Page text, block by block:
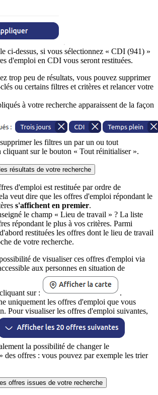
ci-dessus, si vous sélectionnez « CDI (941) »
d'emploi en CDI vous seront restituées.
trop peu de résultats, vous pouvez supprimer
ou certains filtres et critères et relancer votre
à votre recherche apparaissent de la façon
les filtres un par un ou tout
cliquant sur le bouton « Tout réinitialiser ».
résultats de votre recherche
d'emploi est restituée par ordre de
veut dire que les offres d'emploi répondant le
s'affichent en premier.
le champ « Lieu de travail » ? La liste
répondant le plus à vos critères. Parmi
restituées les offres dont le lieu de travail
de votre recherche.
de visualiser ces offres d'emploi via
aux personnes en situation de
sur :
.
uniquement les offres d'emploi que vous
Pour visualiser les offres d'emploi suivantes,
la possibilité de changer le
des offres : vous pouvez par exemple les trier
offres issues de votre recherche